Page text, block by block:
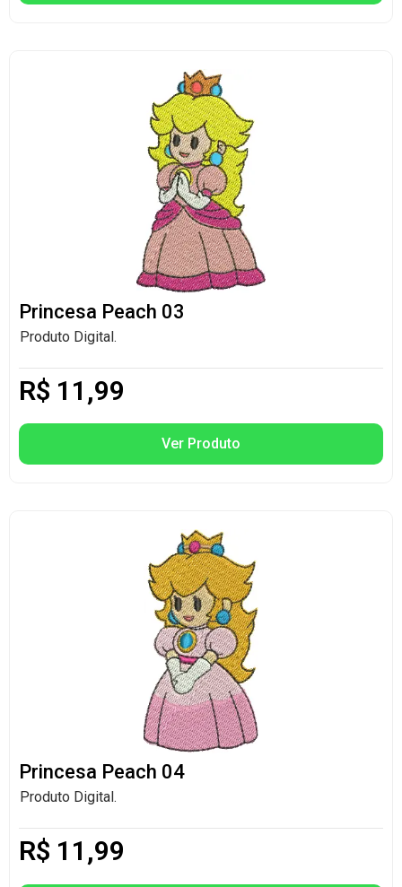
Princesa Peach 03
Produto Digital.
R$ 11,99
Ver Produto
Princesa Peach 04
Produto Digital.
R$ 11,99